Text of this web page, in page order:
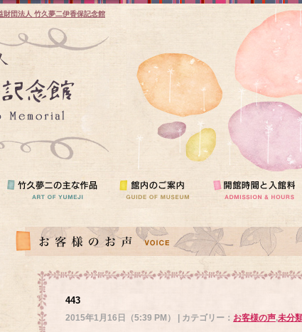
財団法人 竹久夢二伊香保記念館
443
2015年1月16日（5:39 PM） | カテゴリー： お客様の声,未分